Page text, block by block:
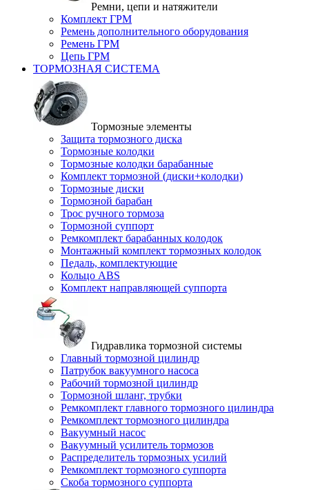
Ремни, цепи и натяжители
Комплект ГРМ
Ремень дополнительного оборудования
Ремень ГРМ
Цепь ГРМ
ТОРМОЗНАЯ СИСТЕМА
Тормозные элементы
Защита тормозного диска
Тормозные колодки
Тормозные колодки барабанные
Комплект тормозной (диски+колодки)
Тормозные диски
Тормозной барабан
Трос ручного тормоза
Тормозной суппорт
Ремкомплект барабанных колодок
Монтажный комплект тормозных колодок
Педаль, комплектующие
Кольцо ABS
Комплект направляющей суппорта
Гидравлика тормозной системы
Главный тормозной цилиндр
Патрубок вакуумного насоса
Рабочий тормозной цилиндр
Тормозной шланг, трубки
Ремкомплект главного тормозного цилиндра
Ремкомплект тормозного цилиндра
Вакуумный насос
Вакуумный усилитель тормозов
Распределитель тормозных усилий
Ремкомплект тормозного суппорта
Скоба тормозного суппорта